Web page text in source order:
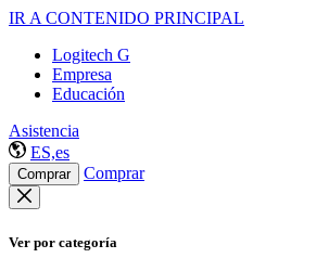
IR A CONTENIDO PRINCIPAL
Logitech G
Empresa
Educación
Asistencia
ES,es
Comprar Comprar
Ver por categoría